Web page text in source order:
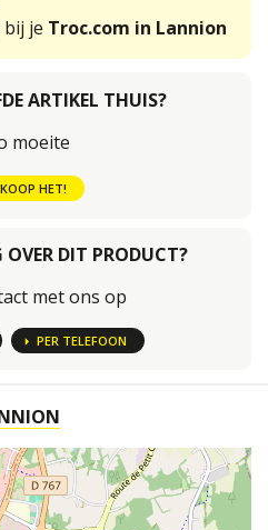
je Troc.com in Lannion
ARTIKEL THUIS?
moeite
HET!
OVER DIT PRODUCT?
met ons op
PER TELEFOON